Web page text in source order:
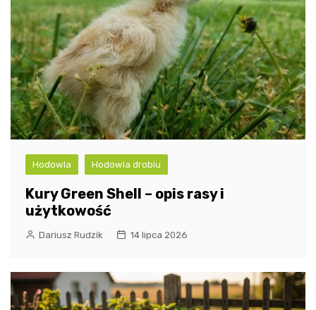
Hodowla Hodowla drobiu
Kury Green Shell – opis rasy i
użytkowość
Dariusz Rudzik 14 lipca 2026